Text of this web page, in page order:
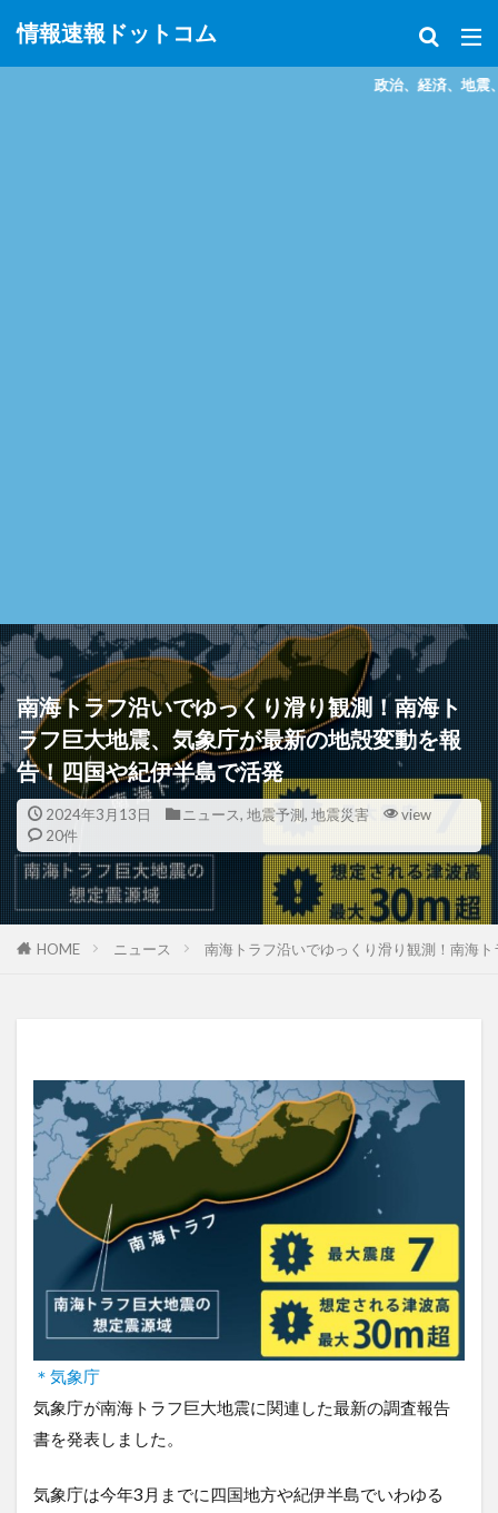
情報速報ドットコム
政治、経済、地震、放射能、災害などを
南海トラフ沿いでゆっくり滑り観測！南海ト
ラフ巨大地震、気象庁が最新の地殻変動を報
告！四国や紀伊半島で活発
2024年3月13日 ニュース, 地震予測, 地震災害
view
20件
HOME ニュース 南海トラフ沿いでゆっくり滑り観測！南海
＊気象庁
気象庁が南海トラフ巨大地震に関連した最新の調査報告
書を発表しました。
気象庁は今年3月までに四国地方や紀伊半島でいわゆる